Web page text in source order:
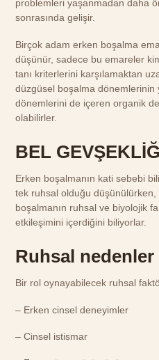
problemleri yaşanmadan daha
sonrasında gelişir.
Birçok adam erken boşalma
düşünür, sadece bu emareler
tanı kriterlerini karşılamaktan
düzgüsel boşalma dönemlerinin
dönemlerini de içeren organik
olabilirler.
BEL
Erken boşalmanın kati sebebi
tek ruhsal olduğu düşünülürken,
boşalmanın ruhsal ve biyolojik
etkileşimini içerdiğini biliyorlar.
Ruhsal nedenler
Bir rol oynayabilecek ruhsal
– Erken cinsel deneyimler
– Cinsel istismar